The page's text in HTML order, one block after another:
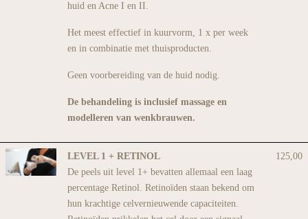
huid en Acne I en II.
Het meest effectief in kuurvorm, 1 x per week
en in combinatie met thuisproducten.
Geen voorbereiding van de huid nodig.
De behandeling is inclusief massage en
modelleren van wenkbrauwen.
LEVEL 1 + RETINOL
De peels uit level 1+ bevatten allemaal een laag
percentage Retinol. Retinoïden staan bekend om
hun krachtige celvernieuwende capaciteiten.
125,00